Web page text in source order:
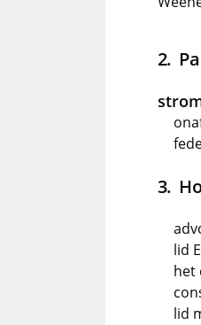
lid
het
lid